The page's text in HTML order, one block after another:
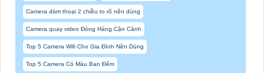
Camera đàm thoại 2 chiều to rõ nên dùng
Camera quay video Đóng Hàng Cận Cảnh
Top 5 Camera Wifi Cho Gia Đình Nên Dùng
Top 5 Camera Có Màu Ban Đêm